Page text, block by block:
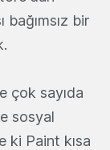
bir
çok sayıda
sosyal
ki Paint kısa